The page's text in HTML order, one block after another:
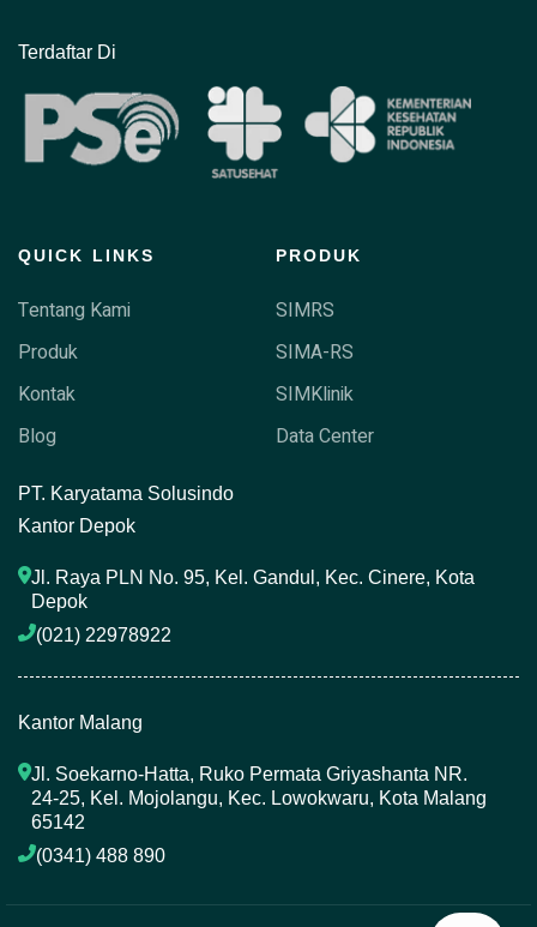
Terdaftar Di
QUICK LINKS
Tentang Kami
Produk
Kontak
Blog
PRODUK
SIMRS
SIMA-RS
SIMKlinik
Data Center
PT. Karyatama Solusindo
Kantor Depok
Jl. Raya PLN No. 95, Kel. Gandul, Kec. Cinere, Kota
Depok
(021) 22978922
Kantor Malang
Jl. Soekarno-Hatta, Ruko Permata Griyashanta NR.
24-25, Kel. Mojolangu, Kec. Lowokwaru, Kota Malang
65142
(0341) 488 890